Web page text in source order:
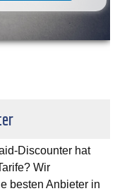
Discounter hat
Wir
besten Anbieter in